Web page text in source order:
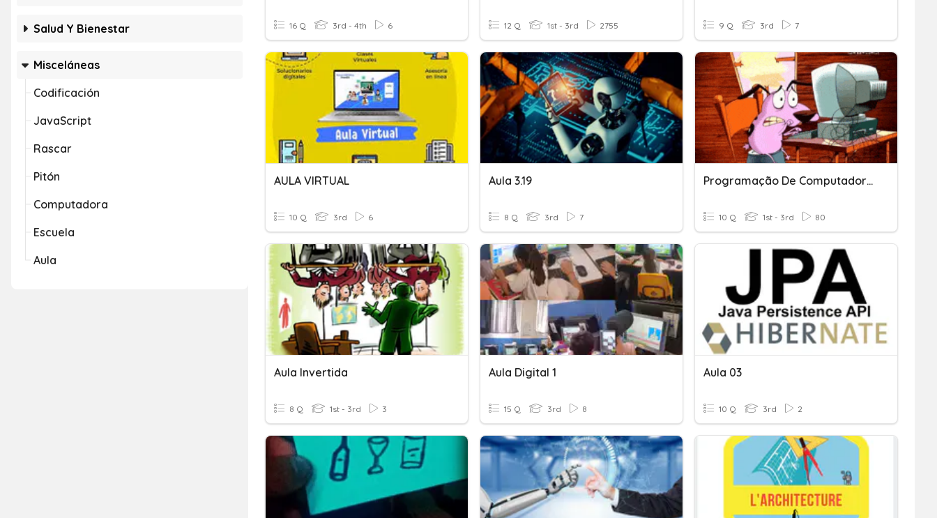
Salud Y Bienestar
Misceláneas
Codificación
JavaScript
Rascar
Pitón
Computadora
Escuela
Aula
16 Q 3rd - 4th 6 12 Q 1st - 3rd 2755 9 Q 3rd 7
AULA VIRTUAL
10 Q 3rd 6
Aula 3.19
8 Q 3rd 7
Programação De Computadores - Aula - 5
10 Q 1st - 3rd 80
Aula Invertida
8 Q 1st - 3rd 3
Aula Digital 1
15 Q 3rd 8
Aula 03
10 Q 3rd 2